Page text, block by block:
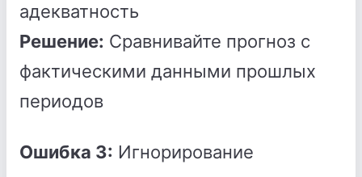
адекватность
Решение: Сравнивайте прогноз с
фактическими данными прошлых
периодов
Ошибка 3: Игнорирование